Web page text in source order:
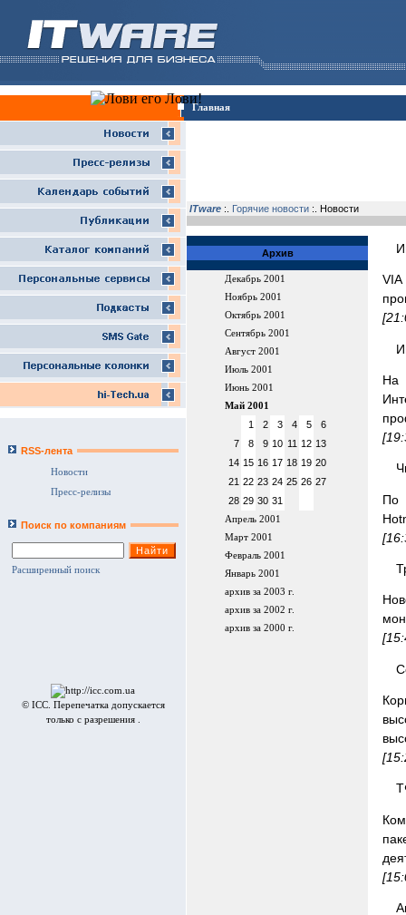
Главная
RSS-лента
Новости
Пресс-релизы
Поиск по компаниям
Расширенный поиск
© ICC. Перепечатка допускается
только с разрешения .
ITware :. Горячие новости :. Новости
Архив
Декабрь 2001
Ноябрь 2001
Октябрь 2001
Сентябрь 2001
Август 2001
Июль 2001
Июнь 2001
Май 2001
1 2 3 4 5
6
7
8 9 10 11 12 13
14 15 16 17 18 19 20
21 22 23 24 25 26 27
28 29 30 31
Апрель 2001
Март 2001
Февраль 2001
Январь 2001
архив за 2003 г.
архив за 2002 г.
архив за 2000 г.
На
По